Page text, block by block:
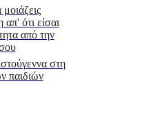
απ' ότι είσαι
από την
στη
παιδιών